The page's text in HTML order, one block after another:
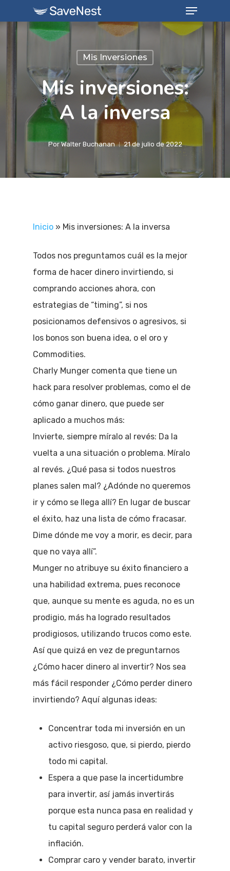
to
Menu
Mis Inversiones
Mis inversiones:
A la inversa
Por Walter Buchanan 21 de julio de 2022
Inicio » Mis inversiones: A la inversa
Todos nos preguntamos cuál es la mejor
forma de hacer dinero invirtiendo, si
comprando acciones ahora, con
estrategias de “timing”, si nos
posicionamos defensivos o agresivos, si
los bonos son buena idea, o el oro y
Commodities.
Charly Munger comenta que tiene un
hack para resolver problemas, como el de
cómo ganar dinero, que puede ser
aplicado a muchos más:
Invierte, siempre míralo al revés: Da la
vuelta a una situación o problema. Míralo
al revés. ¿Qué pasa si todos nuestros
planes salen mal? ¿Adónde no queremos
ir y cómo se llega allí? En lugar de buscar
el éxito, haz una lista de cómo fracasar.
Dime dónde me voy a morir, es decir, para
que no vaya allí”.
Munger no atribuye su éxito financiero a
una habilidad extrema, pues reconoce
que, aunque su mente es aguda, no es un
prodigio, más ha logrado resultados
prodigiosos, utilizando trucos como este.
Así que quizá en vez de preguntarnos
¿Cómo hacer dinero al invertir? Nos sea
más fácil responder ¿Cómo perder dinero
invirtiendo? Aquí algunas ideas:
Concentrar toda mi inversión en un
activo riesgoso, que, si pierdo, pierdo
todo mi capital.
Espera a que pase la incertidumbre
para invertir, así jamás invertirás
porque esta nunca pasa en realidad y
tu capital seguro perderá valor con la
inflación.
Comprar caro y vender barato, invertir